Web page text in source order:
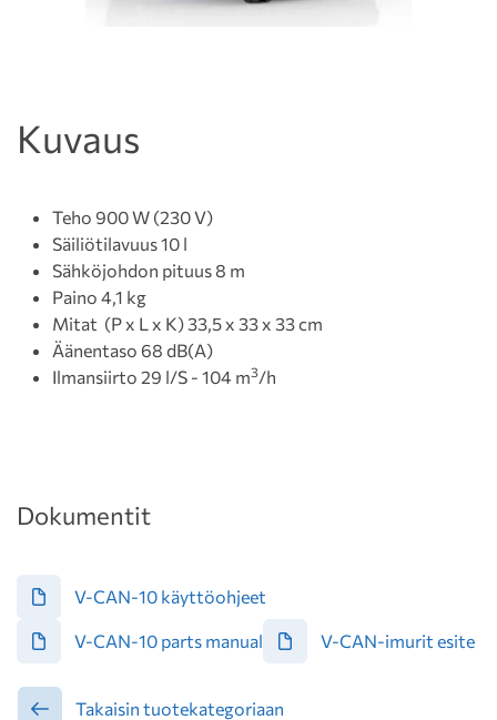
Kuvaus
Teho 900 W (230 V)
Säiliötilavuus 10 l
Sähköjohdon pituus 8 m
Paino 4,1 kg
Mitat (P x L x K) 33,5 x 33 x 33 cm
Äänentaso 68 dB(A)
Ilmansiirto 29 l/S - 104 m3/h
Dokumentit
V-CAN-10 käyttöohjeet
V-CAN-10 parts manual V-CAN-imurit esite
Takaisin tuotekategoriaan